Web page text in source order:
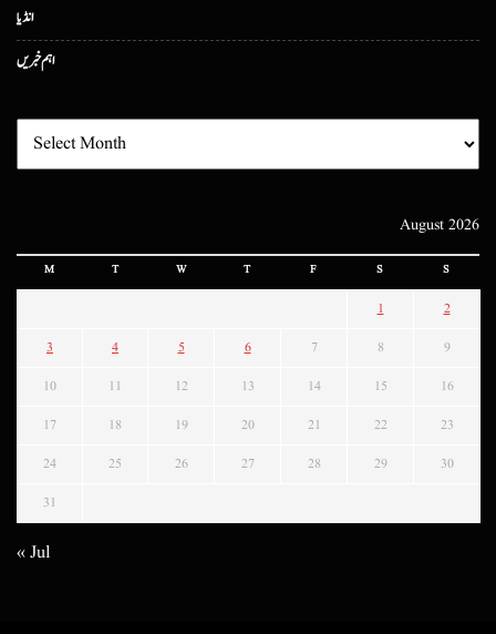
انڈیا
اہم خبریں
August 2026
M T W T F S S
1 2
3 4 5 6 7 8 9
10 11 12 13 14 15 16
17 18 19 20 21 22 23
24 25 26 27 28 29 30
31
« Jul